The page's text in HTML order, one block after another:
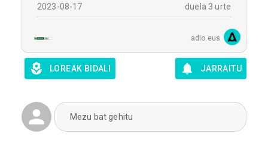
2023-08-17 duela 3 urte
adio.eus
LOREAK BIDALI JARRAITU
Mezu bat gehitu